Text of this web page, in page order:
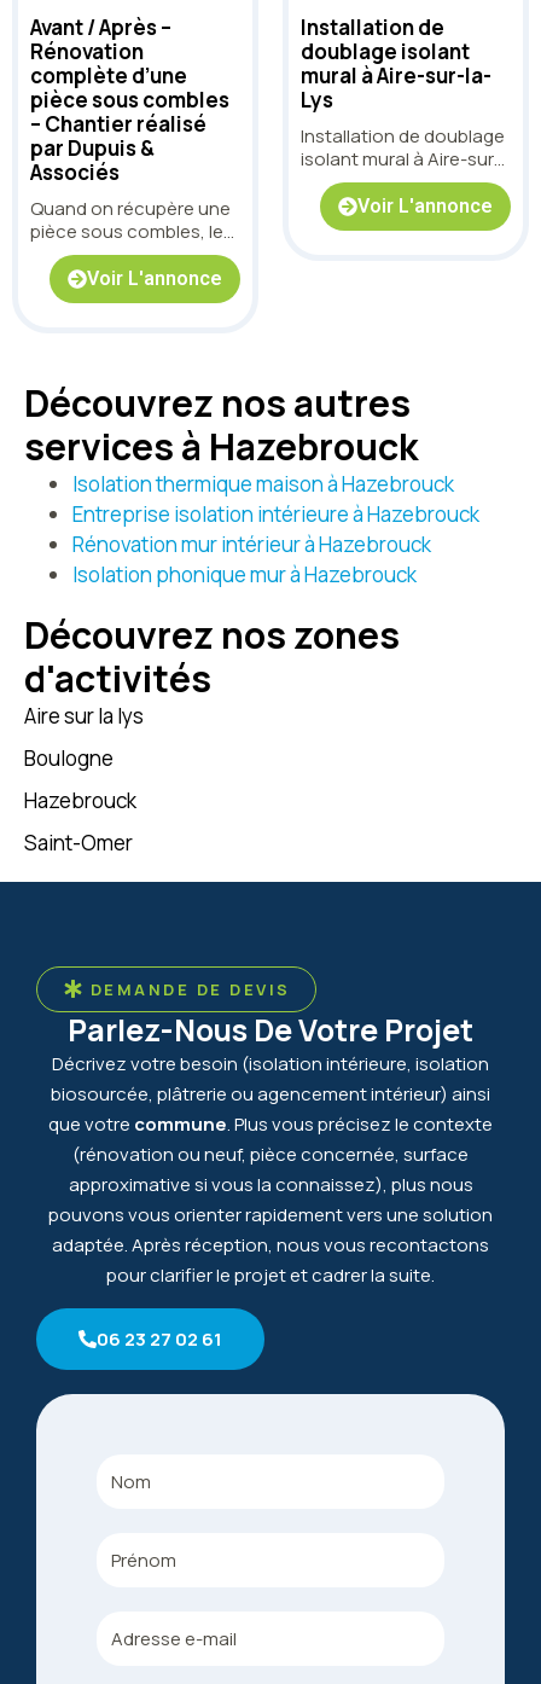
Avant / Après –
Rénovation
complète d’une
pièce sous combles
– Chantier réalisé
par Dupuis &
Associés
Quand on récupère une
pièce sous combles, le
défi est toujours le
même : rattraper les
supports, gérer les
obtenir un rendu propre,
lumineux et durable. Sur
ce chantier, nous
sommes intervenus
pour transformer une
pièce brute en un
espace net et prêt à
vivre, tout en
conservant le charme
Voir L'annonce
Installation de
doublage isolant
mural à Aire-sur-la-
Lys
Installation de doublage
isolant mural à Aire-sur-
la-Lys
Voir L'annonce
Découvrez nos autres
services à Hazebrouck
Isolation thermique maison à Hazebrouck
Entreprise isolation intérieure à Hazebrouck
Rénovation mur intérieur à Hazebrouck
Isolation phonique mur à Hazebrouck
Découvrez nos zones
d'activités
Aire sur la lys
Boulogne
Hazebrouck
Saint-Omer
DEMANDE DE DEVIS
Parlez-Nous De Votre Projet
Décrivez votre besoin (isolation intérieure, isolation
biosourcée, plâtrerie ou agencement intérieur) ainsi
que votre commune. Plus vous précisez le contexte
(rénovation ou neuf, pièce concernée, surface
approximative si vous la connaissez), plus nous
pouvons vous orienter rapidement vers une solution
adaptée. Après réception, nous vous recontactons
pour clarifier le projet et cadrer la suite.
06 23 27 02 61